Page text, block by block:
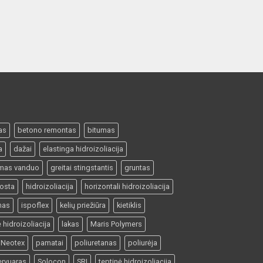
betono remontas bitumas
dažai elastinga hidroizoliacija
vanduo greitai stingstantis gruntas
hidroizoliacija horizontali hidroizoliacija
ispoflex kelių priežiūra kietiklis
hidroizoliacija lakas Maris Polymers
Neotex pamatai poliuretanas poliurėja